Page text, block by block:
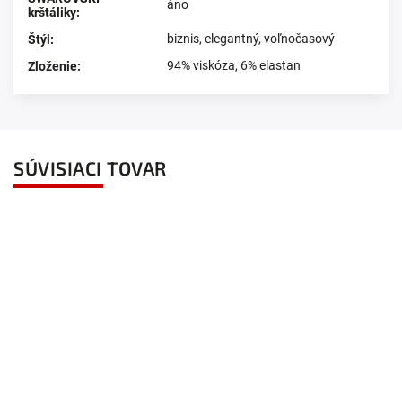
krštáliky:
áno
Štýl :
biznis, elegantný, voľnočasový
Zloženie: 94% viskóza, 6% elastan
SÚVISIACI TOVAR